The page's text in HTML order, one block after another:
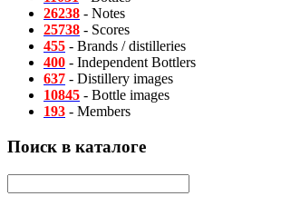
26238 - Notes
25738 - Scores
455 - Brands / distilleries
400 - Independent Bottlers
637 - Distillery images
10845 - Bottle images
193 - Members
Поиск в каталоге